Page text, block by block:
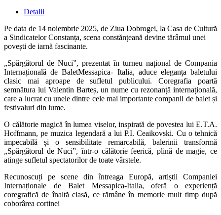
Detalii
Pe data de 14 noiembrie 2025, de Ziua Dobrogei, la Casa de Cultură
a Sindicatelor Constanța, scena constănțeană devine tărâmul unei
povești de iarnă fascinante.
„Spărgătorul de Nuci”, prezentat în turneu național de Compania
Internațională de BaletMessapica- Italia, aduce eleganța baletului
clasic mai aproape de sufletul publicului. Coregrafia poartă
semnătura lui Valentin Barteș, un nume cu rezonanță internațională,
care a lucrat cu unele dintre cele mai importante companii de balet și
festivaluri din lume.
O călătorie magică în lumea viselor, inspirată de povestea lui E.T.A.
Hoffmann, pe muzica legendară a lui P.I. Ceaikovski. Cu o tehnică
impecabilă și o sensibilitate remarcabilă, balerinii transformă
„Spărgătorul de Nuci”, într-o călătorie feerică, plină de magie, ce
atinge sufletul spectatorilor de toate vârstele.
Recunoscuți pe scene din întreaga Europă, artiștii Companiei
Internaționale de Balet Messapica-Italia, oferă o experiență
coregrafică de înaltă clasă, ce rămâne în memorie mult timp după
coborârea cortinei